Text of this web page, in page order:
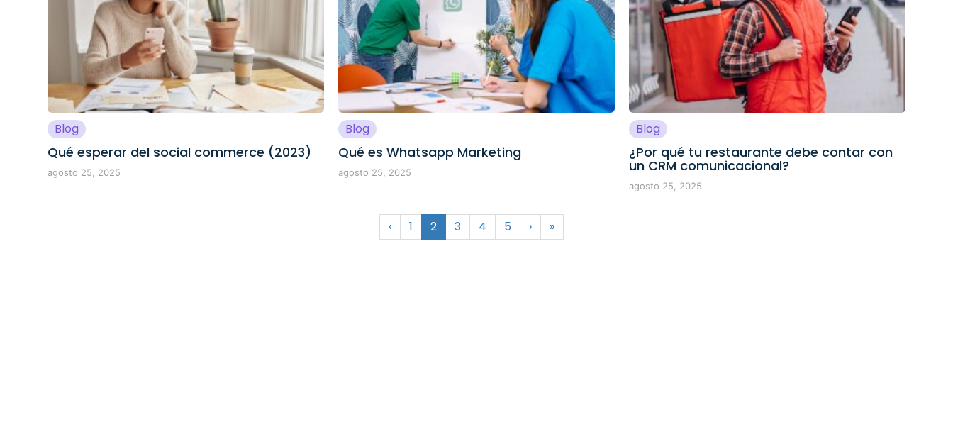
Blog
Qué esperar del social commerce (2023)
agosto 25, 2025
Blog
Qué es Whatsapp Marketing
agosto 25, 2025
Blog
¿Por qué tu restaurante debe contar con
un CRM comunicacional?
agosto 25, 2025
‹ 1 2 3 4 5 › »